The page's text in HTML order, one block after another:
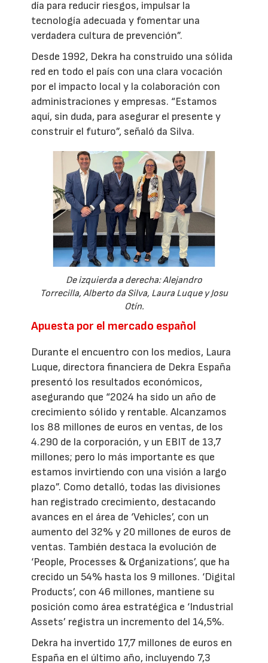
día para reducir riesgos, impulsar la
tecnología adecuada y fomentar una
verdadera cultura de prevención”.
Desde 1992, Dekra ha construido una sólida
red en todo el país con una clara vocación
por el impacto local y la colaboración con
administraciones y empresas. “Estamos
aquí, sin duda, para asegurar el presente y
construir el futuro”, señaló da Silva.
De izquierda a derecha: Alejandro
Torrecilla, Alberto da Silva, Laura Luque y Josu
Otín.
Apuesta por el mercado español
Durante el encuentro con los medios, Laura
Luque, directora financiera de Dekra España
presentó los resultados económicos,
asegurando que “2024 ha sido un año de
crecimiento sólido y rentable. Alcanzamos
los 88 millones de euros en ventas, de los
4.290 de la corporación, y un EBIT de 13,7
millones; pero lo más importante es que
estamos invirtiendo con una visión a largo
plazo”. Como detalló, todas las divisiones
han registrado crecimiento, destacando
avances en el área de ‘Vehicles’, con un
aumento del 32% y 20 millones de euros de
ventas. También destaca la evolución de
‘People, Processes & Organizations’, que ha
crecido un 54% hasta los 9 millones. ‘Digital
Products’, con 46 millones, mantiene su
posición como área estratégica e ‘Industrial
Assets’ registra un incremento del 14,5%.
Dekra ha invertido 17,7 millones de euros en
España en el último año, incluyendo 7,3